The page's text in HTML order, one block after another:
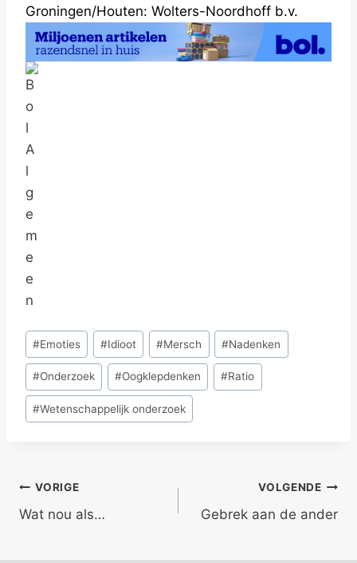
Groningen/Houten: Wolters-Noordhoff b.v.
Bericht
tags:
#Emoties #Idioot #Mersch #Nadenken
#Onderzoek #Oogklepdenken #Ratio
#Wetenschappelijk onderzoek
Bericht
navigatie
VORIGE
Wat nou als…
VOLGENDE
Gebrek aan de ander